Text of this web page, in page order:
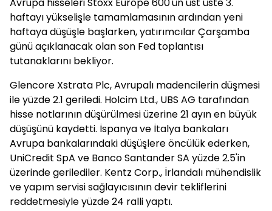
haftayı yükselişle tamamlamasının ardından yeni
haftaya düşüşle başlarken, yatırımcılar Çarşamba
günü açıklanacak olan son Fed toplantısı
tutanaklarını bekliyor.
Glencore Xstrata Plc, Avrupalı madencilerin düşmesi
ile yüzde 2.1 geriledi. Holcim Ltd., UBS AG tarafından
hisse notlarının düşürülmesi üzerine 21 ayın en büyük
düşüşünü kaydetti. İspanya ve İtalya bankaları
Avrupa bankalarındaki düşüşlere öncülük ederken,
UniCredit SpA ve Banco Santander SA yüzde 2.5'in
üzerinde gerilediler. Kentz Corp., İrlandalı mühendislik
ve yapım servisi sağlayıcısının devir tekliflerini
reddetmesiyle yüzde 24 ralli yaptı.